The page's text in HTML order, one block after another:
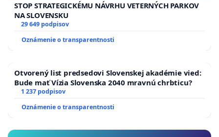
STOP STRATEGICKÉMU NÁVRHU VETERNÝCH PARKOV
NA SLOVENSKU
29 649 podpisov
Oznámenie o transparentnosti
Otvorený list predsedovi Slovenskej akadémie vied:
Bude mať Vízia Slovenska 2040 mravnú chrbticu?
1 237 podpisov
Oznámenie o transparentnosti